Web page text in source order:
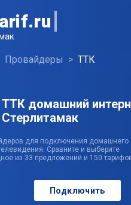
Провайдеры ТТК
ТТК домашний
Стерлитамак
для подключения домашнего
Сравните и выберите
из 33 предложений и 150
Подключить